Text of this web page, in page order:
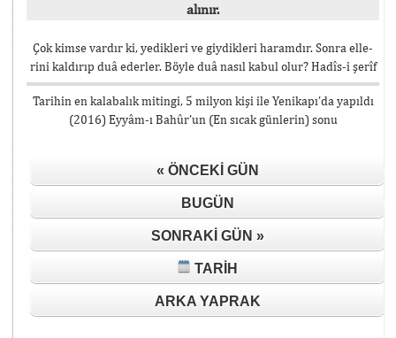
alınır.
Çok kimse vardır ki, yedikleri ve giydikleri haramdır. Sonra elle-
rini kaldırıp duâ ederler. Böyle duâ nasıl kabul olur? Hadîs-i şerîf
Tarihin en kalabalık mitingi, 5 milyon kişi ile Yenikapı’da yapıldı
(2016) Eyyâm-ı Bahûr’un (En sıcak günlerin) sonu
« ÖNCEKI GÜN
BUGÜN
SONRAKI GÜN »
TARIH
ARKA YAPRAK